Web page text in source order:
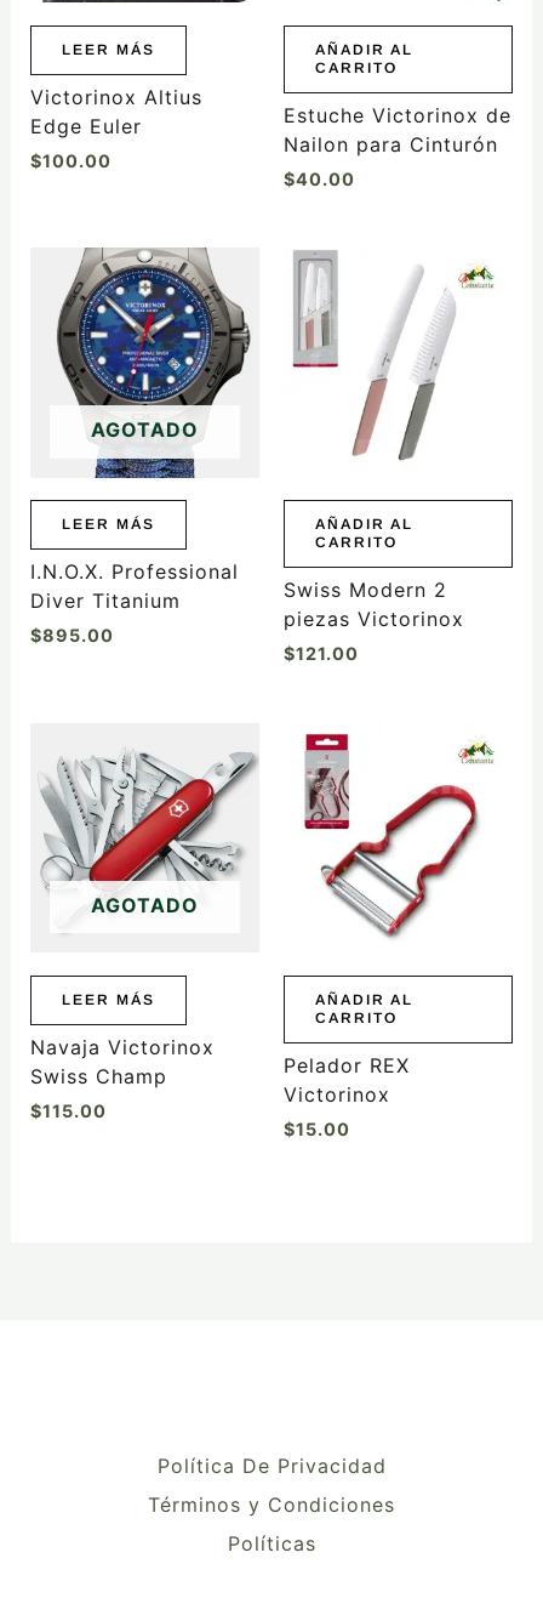
LEER MÁS
Victorinox Altius
Edge Euler
$100.00
AÑADIR AL
CARRITO
Estuche Victorinox de
Nailon para Cinturón
$40.00
AGOTADO
LEER MÁS
I.N.O.X. Professional
Diver Titanium
$895.00
AÑADIR AL
CARRITO
Swiss Modern 2
piezas Victorinox
$121.00
AGOTADO
LEER MÁS
Navaja Victorinox
Swiss Champ
$115.00
AÑADIR AL
CARRITO
Pelador REX
Victorinox
$15.00
Política De Privacidad
Términos y Condiciones
Políticas